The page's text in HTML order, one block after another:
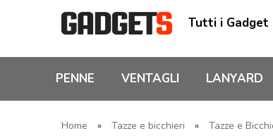
Tutti i Gadget
PENNE VENTAGLI LANYARD
Home » Tazze e bicchieri » Tazze e